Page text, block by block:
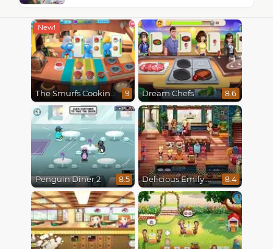
The Smurfs Cooking 9 Dream Chefs 8.6
Penguin Diner 2 8.5 Delicious Emily New Beginning 8.4